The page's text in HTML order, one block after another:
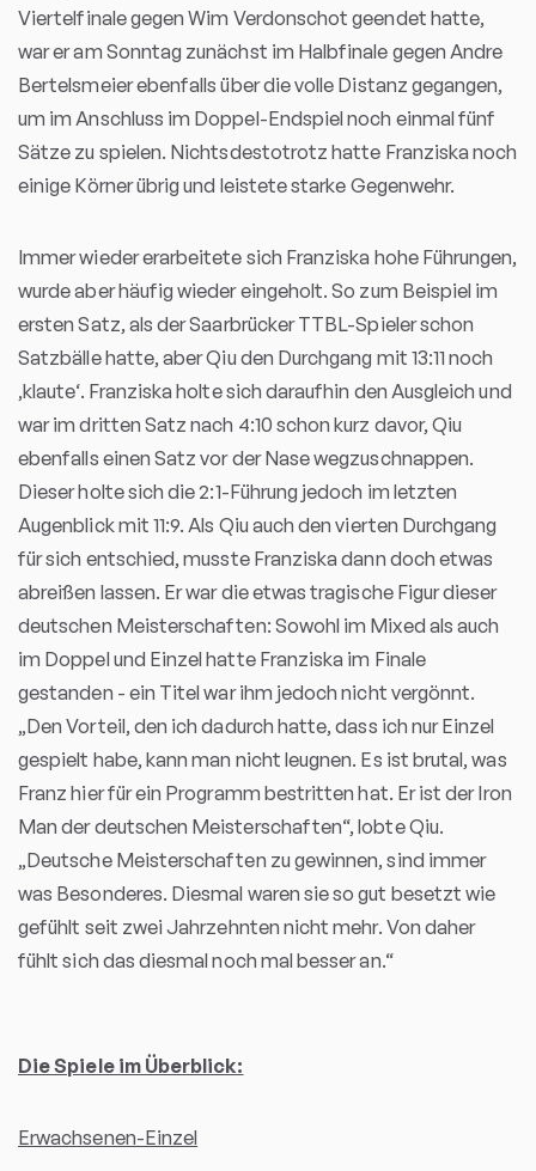
Viertelfinale gegen Wim Verdonschot geendet hatte,
war er am Sonntag zunächst im Halbfinale gegen Andre
Bertelsmeier ebenfalls über die volle Distanz gegangen,
um im Anschluss im Doppel-Endspiel noch einmal fünf
Sätze zu spielen. Nichtsdestotrotz hatte Franziska noch
einige Körner übrig und leistete starke Gegenwehr.
Immer wieder erarbeitete sich Franziska hohe Führungen,
wurde aber häufig wieder eingeholt. So zum Beispiel im
ersten Satz, als der Saarbrücker TTBL-Spieler schon
Satzbälle hatte, aber Qiu den Durchgang mit 13:11 noch
‚klaute‘. Franziska holte sich daraufhin den Ausgleich und
war im dritten Satz nach 4:10 schon kurz davor, Qiu
ebenfalls einen Satz vor der Nase wegzuschnappen.
Dieser holte sich die 2:1-Führung jedoch im letzten
Augenblick mit 11:9. Als Qiu auch den vierten Durchgang
für sich entschied, musste Franziska dann doch etwas
abreißen lassen. Er war die etwas tragische Figur dieser
deutschen Meisterschaften: Sowohl im Mixed als auch
im Doppel und Einzel hatte Franziska im Finale
gestanden - ein Titel war ihm jedoch nicht vergönnt.
„Den Vorteil, den ich dadurch hatte, dass ich nur Einzel
gespielt habe, kann man nicht leugnen. Es ist brutal, was
Franz hier für ein Programm bestritten hat. Er ist der Iron
Man der deutschen Meisterschaften“, lobte Qiu.
„Deutsche Meisterschaften zu gewinnen, sind immer
was Besonderes. Diesmal waren sie so gut besetzt wie
gefühlt seit zwei Jahrzehnten nicht mehr. Von daher
fühlt sich das diesmal noch mal besser an.“
Die Spiele im Überblick:
Erwachsenen-Einzel